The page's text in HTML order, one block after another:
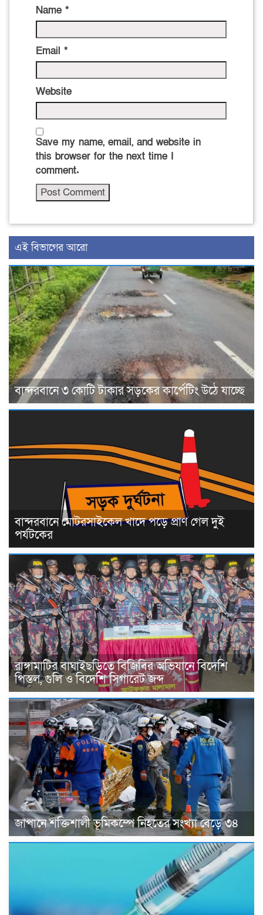
Name *
Email *
Website
Save my name, email, and website in
this browser for the next time I
comment.
এই বিভাগের আরো
বান্দরবানে ৩ কোটি টাকার সড়কের কার্পেটিং উঠে যাচ্ছে
বান্দরবানে মোটরসাইকেল খাদে পড়ে প্রাণ গেল দুই
পর্যটকের
রাঙ্গামাটির বাঘাইছড়িতে বিজিবির অভিযানে বিদেশি
পিস্তল, গুলি ও বিদেশি সিগারেট জব্দ
জাপানে শক্তিশালী ভূমিকম্পে নিহতের সংখ্যা বেড়ে ৩৪